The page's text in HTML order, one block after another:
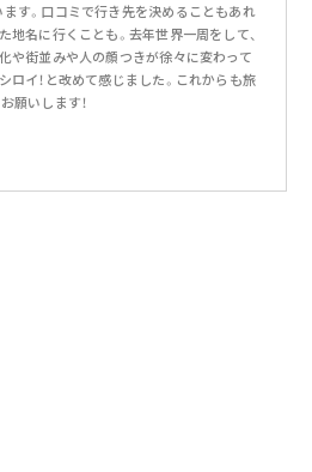
す。口コミで行き先を決めることもあれ
地名に行くことも。去年世界一周をして、
や街並みや人の顔つきが徐々に変わって
ロイ！と改めて感じました。これからも旅
願いします！